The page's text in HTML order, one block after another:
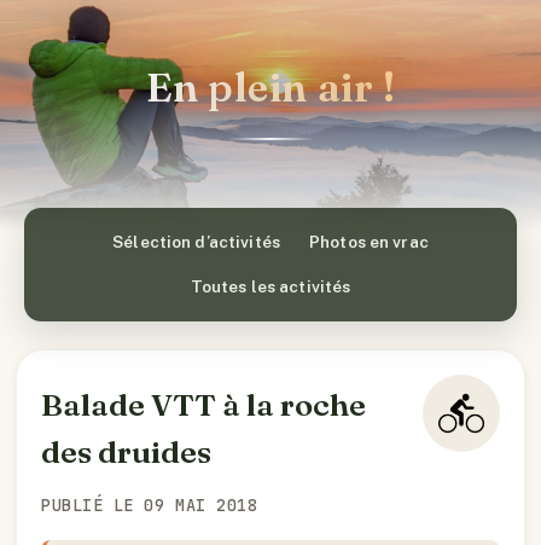
En plein air !
Sélection d’activités Photos en vrac
Toutes les activités
Balade VTT à la roche
des druides
PUBLIÉ LE 09 MAI 2018